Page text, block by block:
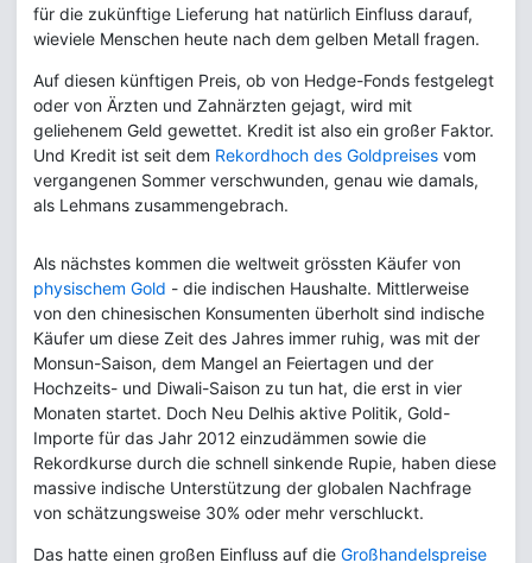
für die zukünftige Lieferung hat natürlich Einfluss darauf,
wieviele Menschen heute nach dem gelben Metall fragen.
Auf diesen künftigen Preis, ob von Hedge-Fonds festgelegt
oder von Ärzten und Zahnärzten gejagt, wird mit
geliehenem Geld gewettet. Kredit ist also ein großer Faktor.
Und Kredit ist seit dem Rekordhoch des Goldpreises vom
vergangenen Sommer verschwunden, genau wie damals,
als Lehmans zusammengebrach.
Als nächstes kommen die weltweit grössten Käufer von
physischem Gold - die indischen Haushalte. Mittlerweise
von den chinesischen Konsumenten überholt sind indische
Käufer um diese Zeit des Jahres immer ruhig, was mit der
Monsun-Saison, dem Mangel an Feiertagen und der
Hochzeits- und Diwali-Saison zu tun hat, die erst in vier
Monaten startet. Doch Neu Delhis aktive Politik, Gold-
Importe für das Jahr 2012 einzudämmen sowie die
Rekordkurse durch die schnell sinkende Rupie, haben diese
massive indische Unterstützung der globalen Nachfrage
von schätzungsweise 30% oder mehr verschluckt.
Das hatte einen großen Einfluss auf die Großhandelspreise